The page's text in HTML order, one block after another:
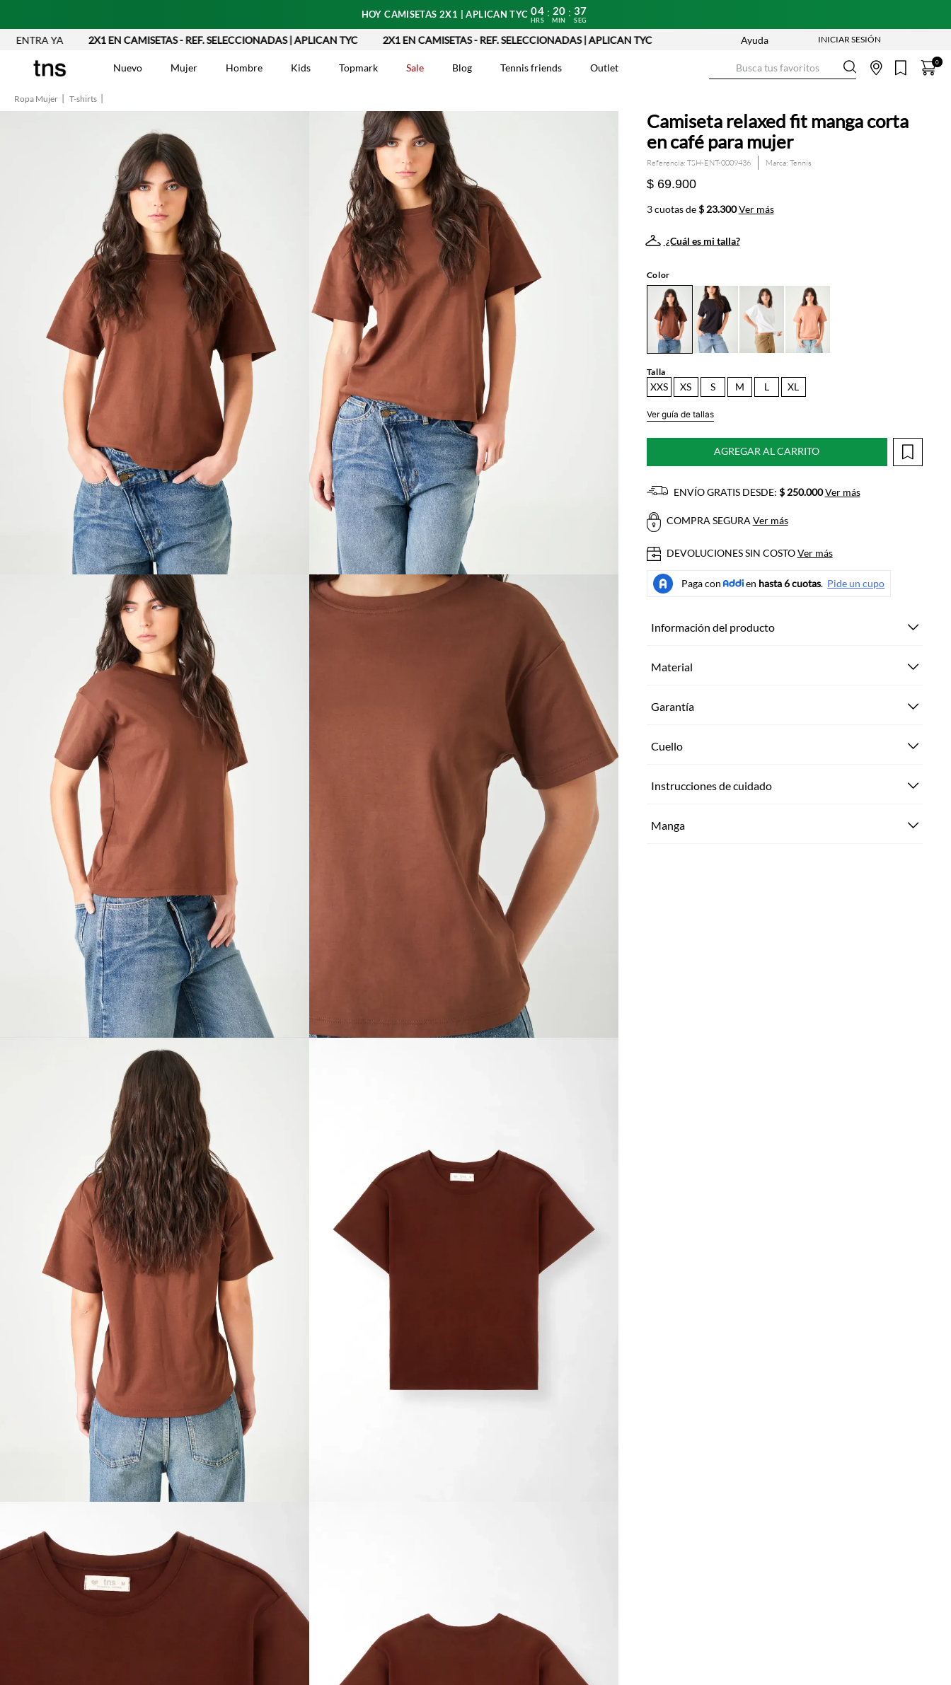
HOY CAMISETAS 2X1 | APLICAN TYC 04
HRS
: 20
MIN
: 35
SEG
YA 2X1 EN CAMISETAS - REF. SELECCIONADAS | APLICAN TYC 2X1 EN CAMISETAS - REF. SELECCIONADAS | APLICAN TYC Ayuda
Nuevo Mujer Hombre Kids Topmark Sale Blog Tennis friends Outlet 0
Ropa Mujer T-shirts
Camiseta relaxed fit manga corta
en café para mujer
Referencia: TSH-ENT-0009436 Tennis
$ 69.900
3 cuotas de$ 23.300 Ver más
¿Cuál es mi talla?
Color
Talla
XXS XS S M L XL
Ver guía de tallas
AGREGAR AL CARRITO
ENVÍO GRATIS DESDE: $ 250.000 Ver más
COMPRA SEGURAVer más
DEVOLUCIONES SIN COSTOVer más
Información del producto
Material
Garantía
Cuello
Instrucciones de cuidado
Manga
5
6.
7 . Chaqueta
8. Short
9. Bermuda
10. Camisetas Mujer